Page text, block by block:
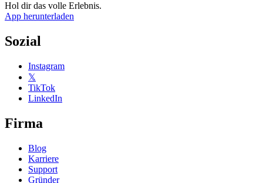
Hol dir das volle Erlebnis.
App herunterladen
Sozial
Instagram
𝕏
TikTok
LinkedIn
Firma
Blog
Karriere
Support
Gründer